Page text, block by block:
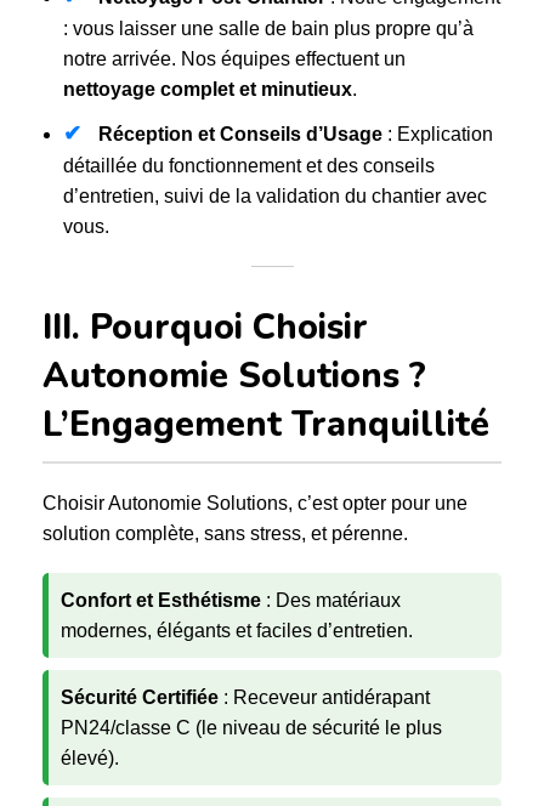
: vous laisser une salle de bain plus propre qu’à
notre arrivée. Nos équipes effectuent un
nettoyage complet et minutieux.
✔ Réception et Conseils d’Usage : Explication
détaillée du fonctionnement et des conseils
d’entretien, suivi de la validation du chantier avec
vous.
III. Pourquoi Choisir
Autonomie Solutions ?
L’Engagement Tranquillité
Choisir Autonomie Solutions, c’est opter pour une
solution complète, sans stress, et pérenne.
Confort et Esthétisme : Des matériaux
modernes, élégants et faciles d’entretien.
Sécurité Certifiée : Receveur antidérapant
PN24/classe C (le niveau de sécurité le plus
élevé).